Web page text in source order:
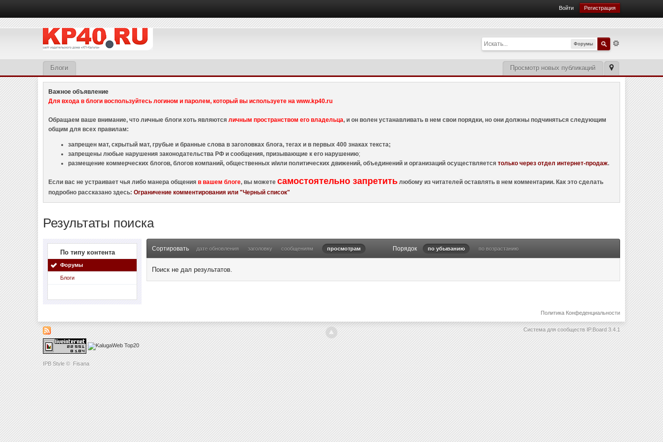
IPB Style © Fisana
Войти Регистрация
Форумы
Просмотр новых публикаций
Блоги
Важное объявление
Для входа в блоги воспользуйтесь логином и паролем, который вы используете на www.kp40.ru
Обращаем ваше внимание, что личные блоги хоть являютсяличным пространством его владельца, и он волен устанавливать в нем свои порядки, но они должны подчиняться следующим
общим для всех правилам:
запрещен мат, скрытый мат, грубые и бранные слова в заголовках блога, тегах и в первых 400 знаках текста;
запрещены любые нарушения законодательства РФ и сообщения, призывающие к его нарушению;
размещение коммерческих блогов, блогов компаний, общественных и/или политических движений, объединений и организаций осуществляетсятолько через отдел интернет-продаж.
Если вас не устраивает чья либо манера общенияв вашем блоге, вы можетесамостоятельно запретить любому из читателей оставлять в нем комментарии. Как это сделать
подробно рассказано здесь:Ограничение комментирования или "Черный список"
Результаты поиска
По типу контента
Форумы
Блоги
Сортировать дате обновления заголовку сообщениям просмотрам Порядок по убыванию по возрастанию
Поиск не дал результатов.
Политика Конфеденциальности
Система для сообществ IP.Board 3.4.1